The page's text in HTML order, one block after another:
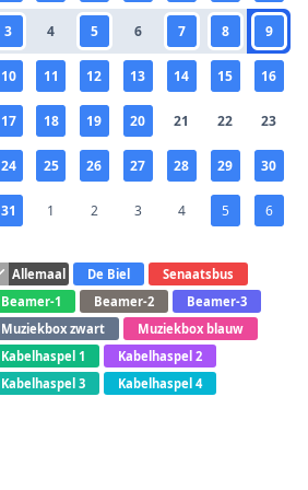
Allemaal De Biel
Senaatsbus
Beamer-1
Beamer-2
Beamer-3
Muziekbox zwart
Muziekbox blauw
Kabelhaspel 1
Kabelhaspel 2
Kabelhaspel 3
Kabelhaspel 4
3 4 5 6 7 8 9
10 11 12 13 14 15 16
17 18 19 20 21 22 23
24 25 26 27 28 29 30
31 1 2 3 4 5 6